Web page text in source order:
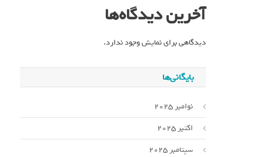
آخرین دیدگاه‌ها
دیدگاهی برای نمایش وجود ندارد.
بایگانی‌ها
نوامبر 2025
اکتبر 2025
سپتامبر 2025